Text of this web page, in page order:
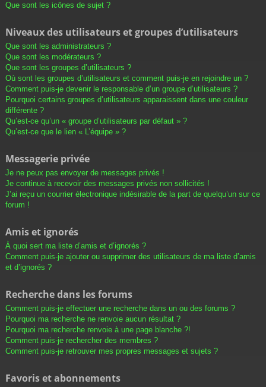
Que sont les icônes de sujet ?
Niveaux des utilisateurs et groupes d’utilisateurs
Que sont les administrateurs ?
Que sont les modérateurs ?
Que sont les groupes d’utilisateurs ?
Où sont les groupes d’utilisateurs et comment puis-je en rejoindre un ?
Comment puis-je devenir le responsable d’un groupe d’utilisateurs ?
Pourquoi certains groupes d’utilisateurs apparaissent dans une couleur
différente ?
Qu’est-ce qu’un « groupe d’utilisateurs par défaut » ?
Qu’est-ce que le lien « L’équipe » ?
Messagerie privée
Je ne peux pas envoyer de messages privés !
Je continue à recevoir des messages privés non sollicités !
J’ai reçu un courrier électronique indésirable de la part de quelqu’un sur ce
forum !
Amis et ignorés
À quoi sert ma liste d’amis et d’ignorés ?
Comment puis-je ajouter ou supprimer des utilisateurs de ma liste d’amis
et d’ignorés ?
Recherche dans les forums
Comment puis-je effectuer une recherche dans un ou des forums ?
Pourquoi ma recherche ne renvoie aucun résultat ?
Pourquoi ma recherche renvoie à une page blanche ?!
Comment puis-je rechercher des membres ?
Comment puis-je retrouver mes propres messages et sujets ?
Favoris et abonnements